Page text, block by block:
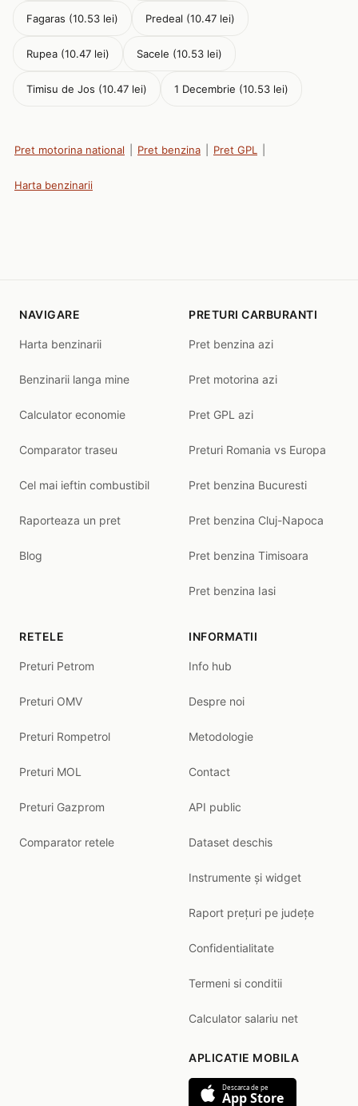
Fagaras (10.53 lei) Predeal (10.47 lei)
Rupea (10.47 lei) Sacele (10.53 lei)
Timisu de Jos (10.47 lei) 1 Decembrie (10.53 lei)
Pret motorina national Pret benzina Pret GPL
Harta benzinarii
NAVIGARE
Harta benzinarii
Benzinarii langa mine
Calculator economie
Comparator traseu
Cel mai ieftin combustibil
Raporteaza un pret
Blog
PRETURI CARBURANTI
Pret benzina azi
Pret motorina azi
Pret GPL azi
Preturi Romania vs Europa
Pret benzina Bucuresti
Pret benzina Cluj-Napoca
Pret benzina Timisoara
Pret benzina Iasi
RETELE
Preturi Petrom
Preturi OMV
Preturi Rompetrol
Preturi MOL
Preturi Gazprom
Comparator retele
INFORMATII
Info hub
Despre noi
Metodologie
Contact
API public
Dataset deschis
Instrumente și widget
Raport prețuri pe județe
Confidentialitate
Termeni si conditii
Calculator salariu net
APLICATIE MOBILA
Descarca de pe
App Store